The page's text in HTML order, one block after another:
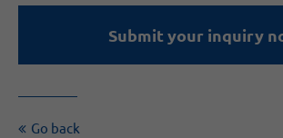
Submit your inquiry
Go back